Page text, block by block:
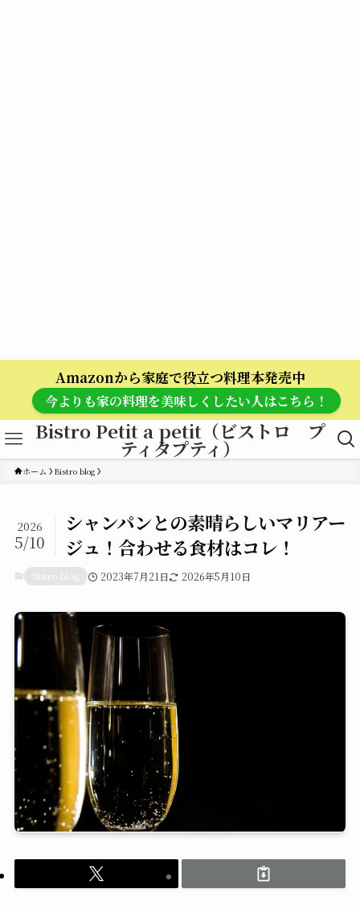
Amazonから家庭で役立つ料理本発売中
今よりも家の料理を美味しくしたい人はこちら！
Bistro Petit a petit（ビストロ プ
ティタプティ）
ホーム Bistro blog
シャンパンとの素晴らしいマリアー
ジュ！合わせる食材はコレ！
2026
5/10
Bistro blog 2023年7月21日 2026年5月10日